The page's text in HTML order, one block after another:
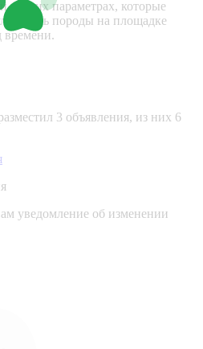
других параметрах, которые
породы на площадке
времени.
3 объявления, из них 6
уведомление об изменении